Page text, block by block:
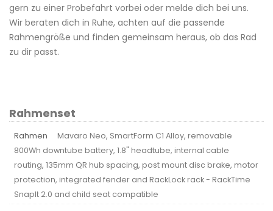
gern zu einer Probefahrt vorbei oder melde dich bei uns.
Wir beraten dich in Ruhe, achten auf die passende
Rahmengröße und finden gemeinsam heraus, ob das Rad
zu dir passt.
Rahmenset
Rahmen
Mavaro Neo, SmartForm C1 Alloy, removable
800Wh downtube battery, 1.8" headtube, internal cable
routing, 135mm QR hub spacing, post mount disc brake, motor
protection, integrated fender and RackLock rack - RackTime
SnapIt 2.0 and child seat compatible